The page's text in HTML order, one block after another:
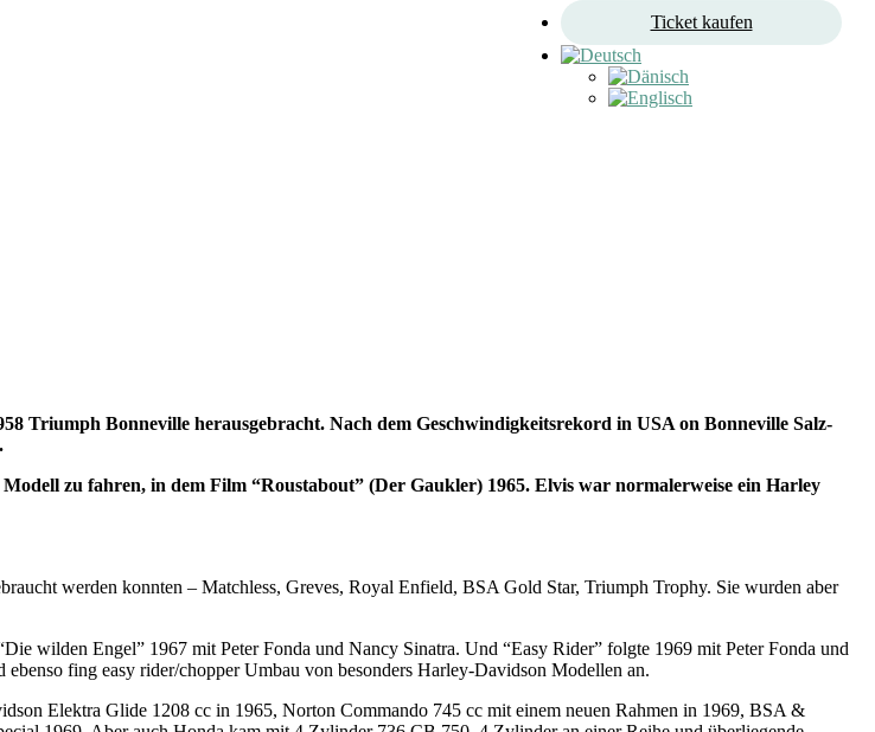
Ticket kaufen
Triumph Bonneville herausgebracht. Nach dem Geschwindigkeitsrekord in USA on Bonneville Salz-
zu fahren, in dem Film “Roustabout” (Der Gaukler) 1965. Elvis war normalerweise ein Harley
werden konnten – Matchless, Greves, Royal Enfield, BSA Gold Star, Triumph Trophy. Sie wurden aber
wilden Engel” 1967 mit Peter Fonda und Nancy Sinatra. Und “Easy Rider” folgte 1969 mit Peter Fonda und
fing easy rider/chopper Umbau von besonders Harley-Davidson Modellen an.
Elektra Glide 1208 cc in 1965, Norton Commando 745 cc mit einem neuen Rahmen in 1969, BSA &